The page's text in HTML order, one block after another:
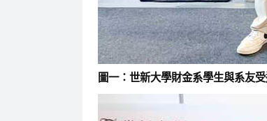
圖一：世新大學財金系學生與系友